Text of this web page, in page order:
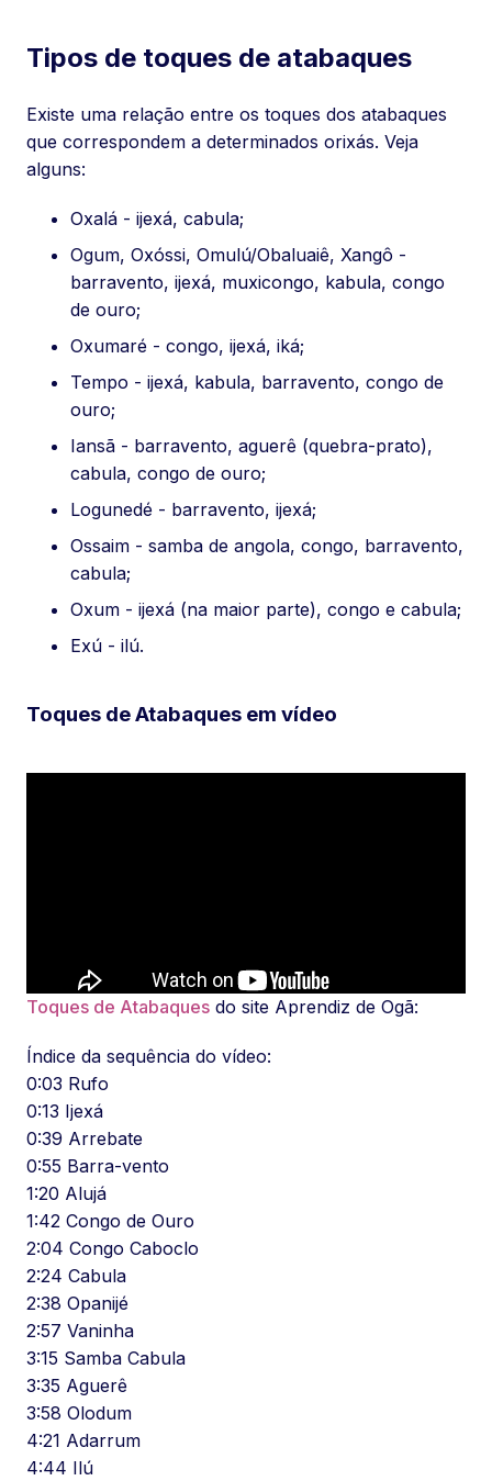
Tipos de toques de atabaques
Existe uma relação entre os toques dos atabaques
que correspondem a determinados orixás. Veja
alguns:
Oxalá - ijexá, cabula;
Ogum, Oxóssi, Omulú/Obaluaiê, Xangô -
barravento, ijexá, muxicongo, kabula, congo
de ouro;
Oxumaré - congo, ijexá, iká;
Tempo - ijexá, kabula, barravento, congo de
ouro;
Iansã - barravento, aguerê (quebra-prato),
cabula, congo de ouro;
Logunedé - barravento, ijexá;
Ossaim - samba de angola, congo, barravento,
cabula;
Oxum - ijexá (na maior parte), congo e cabula;
Exú - ilú.
Toques de Atabaques em vídeo
Toques de Atabaques do site Aprendiz de Ogã:
Índice da sequência do vídeo:
0:03 Rufo
0:13 Ijexá
0:39 Arrebate
0:55 Barra-vento
1:20 Alujá
1:42 Congo de Ouro
2:04 Congo Caboclo
2:24 Cabula
2:38 Opanijé
2:57 Vaninha
3:15 Samba Cabula
3:35 Aguerê
3:58 Olodum
4:21 Adarrum
4:44 Ilú